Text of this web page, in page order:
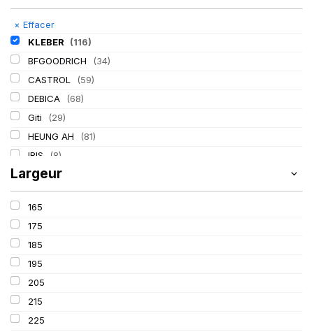
× Effacer
KLEBER
(116)
BFGOODRICH
(34)
CASTROL
(59)
DEBICA
(68)
Giti
(29)
HEUNG AH
(81)
IRIS
(8)
ITALMATIC
LASSA (174)
LING LONG
MICHELIN
MITAS
Mondolfo ferro
PIRELLI
PROMETEON
SCHRADER
Largeur
165
175
185
195
205
215
225